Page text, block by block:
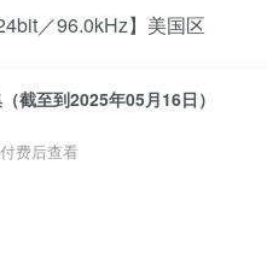
／96.0kHz】美国区
截至到2025年05月16日）
费后查看